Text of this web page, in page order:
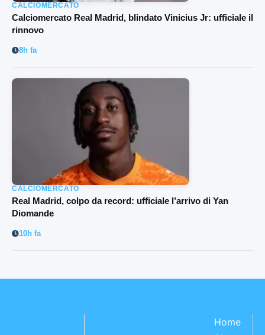
CALCIOMERCATO
Calciomercato Real Madrid, blindato Vinicius Jr: ufficiale il
rinnovo
8h fa
CALCIOMERCATO
Real Madrid, colpo da record: ufficiale l’arrivo di Yan
Diomande
10h fa
Home